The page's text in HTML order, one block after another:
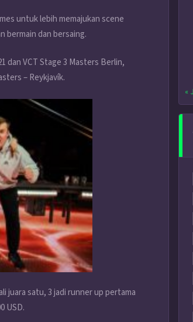
untuk lebih memajukan scene
bermain dan bersaing.
dan VCT Stage 3 Masters Berlin,
– Reykjavík.
juara satu, 3 jadi runner up pertama
USD.
«